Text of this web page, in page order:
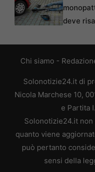
deve
Chi siamo -
Solonotizie24.it di
Nicola Marchese 10,
e Partita
Solonotizie24.it
quanto viene
può pertanto
sensi della